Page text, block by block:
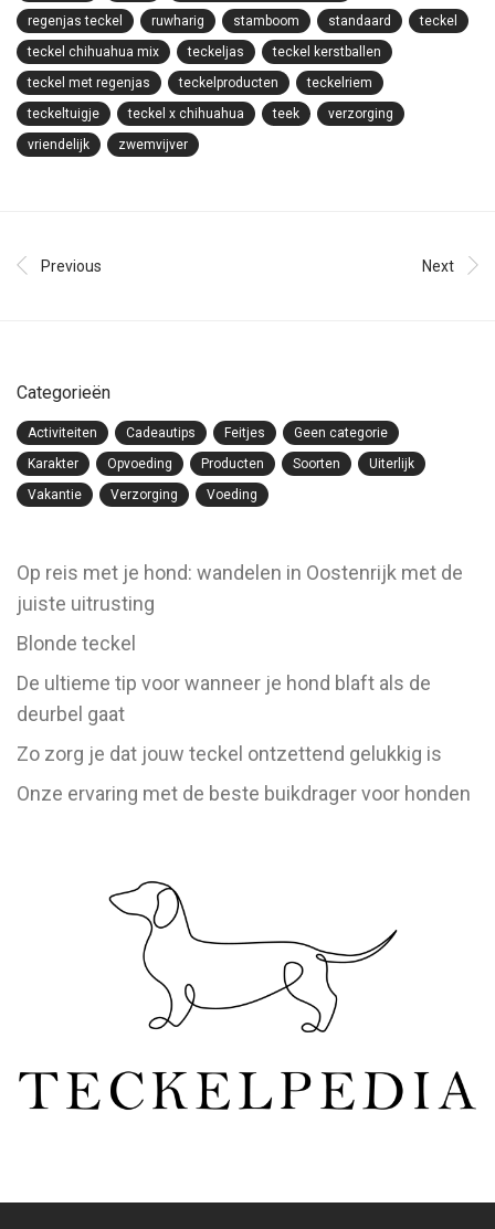
regenjas teckel
ruwharig stamboom standaard
teckel
teckel chihuahua mix
teckeljas
teckel kerstballen
teckel met regenjas
teckelproducten
teckelriem
teckeltuigje
teckel x chihuahua teek
verzorging
vriendelijk
zwemvijver
Previous Next
Categorieën
Activiteiten Cadeautips Feitjes
Geen categorie
Karakter
Opvoeding Producten Soorten
Uiterlijk
Vakantie
Verzorging Voeding
Op reis met je hond: wandelen in Oostenrijk met de
juiste uitrusting
Blonde teckel
De ultieme tip voor wanneer je hond blaft als de
deurbel gaat
Zo zorg je dat jouw teckel ontzettend gelukkig is
Onze ervaring met de beste buikdrager voor honden